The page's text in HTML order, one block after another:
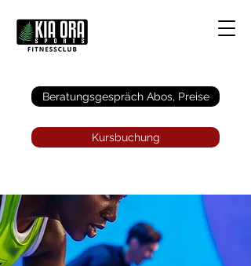
Beratungsgespräch Abos, Preise
Kursbuchung